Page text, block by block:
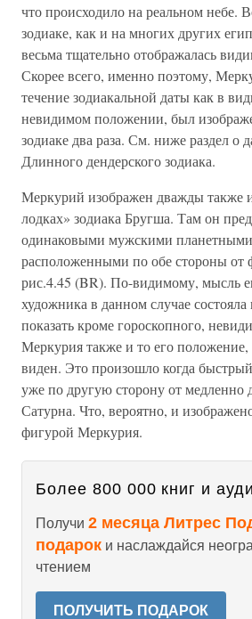
что происходило на реальном
зодиаке, как и на многих других
весьма тщательно отображалась
Скорее всего, именно поэтому,
течение зодиакальной даты как в
невидимом положении, был
зодиаке два раза. См. ниже раздел о
Длинного дендерского зодиака.
Меркурий изображен дважды также
лодках» зодиака Бругша. Там он
одинаковыми мужскими
расположенными по обе стороны от
рис.4.45 (BR). По-видимому, мысль
художника в данном случае
показать кроме гороскопного,
Меркурия также и то его положение,
виден. Это произошло когда
уже по другую сторону от медленно
Сатурна. Что, вероятно, и
фигурой Меркурия.
Более 800 000 книг и
Получи 2 месяца Литрес
подарок и наслаждайся
чтением
ПОЛУЧИТЬ ПОДАРОК